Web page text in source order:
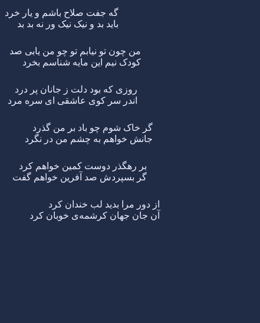
گه جفت صلاح باشم و یار خرد
باید بد و نیک نیک ور نه بد بد
من چون تو نیابم تو چو من یابی صد
کودک نیم این مایه شناسم بخرد
روزی که بود دلت ز جانان پر درد
اندر سر کوی عاشقی ای سره مرد
گر خاک شوم چو باد بر من گذرد
جانش خواهم به چشم من در نگرد
بر رهگذر دوست کمین خواهم کرد
گر بسپردش صد آفرین خواهم گفت
از دور مرا بدید لب خندان کرد
آن جان جهان کرشمه‌ی خوبان کرد